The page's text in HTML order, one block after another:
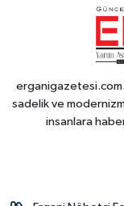
sadelik ve
insanlara